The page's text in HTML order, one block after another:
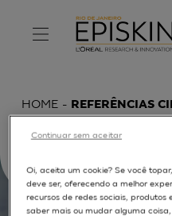
HOME REFERÊNCIAS
Oi, aceita um cookie? Se você
deve ser, oferecendo a melhor
recursos de redes sociais, produtos
saber mais ou mudar alguma
Continuar sem aceitar